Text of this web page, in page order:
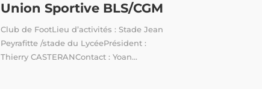
Union Sportive BLS/CGM
Club de FootLieu d’activités : Stade Jean
Peyrafitte /stade du LycéePrésident :
Thierry CASTERANContact : Yoan...